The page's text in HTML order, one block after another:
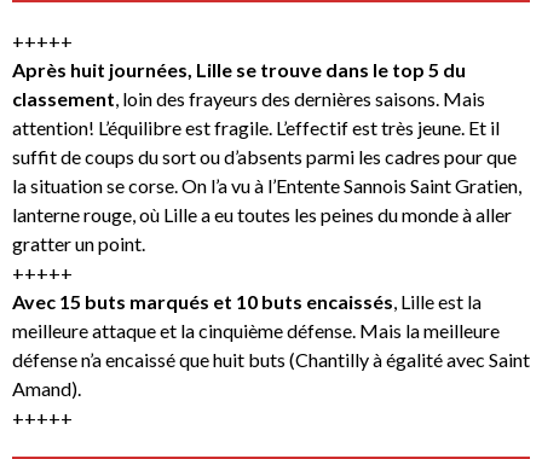
+++++
Après huit journées, Lille se trouve dans le top 5 du
classement, loin des frayeurs des dernières saisons. Mais
attention! L’équilibre est fragile. L’effectif est très jeune. Et il
suffit de coups du sort ou d’absents parmi les cadres pour que
la situation se corse. On l’a vu à l’Entente Sannois Saint Gratien,
lanterne rouge, où Lille a eu toutes les peines du monde à aller
gratter un point.
+++++
Avec 15 buts marqués et 10 buts encaissés, Lille est la
meilleure attaque et la cinquième défense. Mais la meilleure
défense n’a encaissé que huit buts (Chantilly à égalité avec Saint
Amand).
+++++